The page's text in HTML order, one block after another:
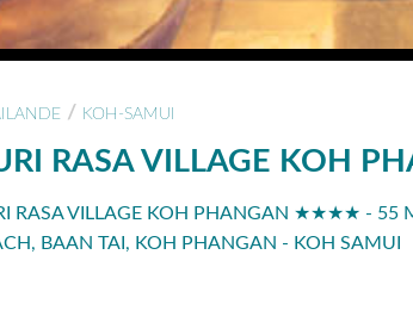
/ KOH-SAMUI
RASA VILLAGE KOH
RASA VILLAGE KOH PHANGAN ★★★★ - 55
BAAN TAI, KOH PHANGAN - KOH SAMUI